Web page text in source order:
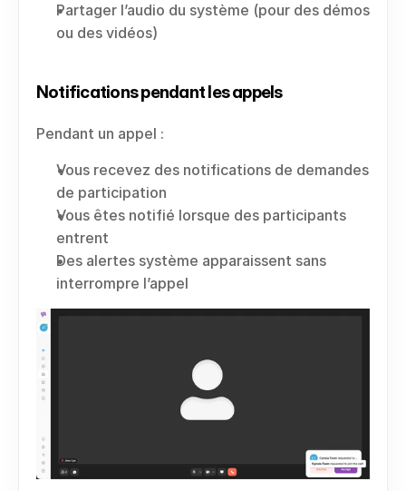
Partager l’audio du système (pour des démos
ou des vidéos)
Notifications pendant les appels
Pendant un appel :
Vous recevez des notifications de demandes
de participation
Vous êtes notifié lorsque des participants
entrent
Des alertes système apparaissent sans
interrompre l’appel